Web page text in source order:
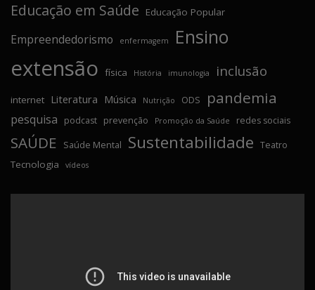
Educação em Saúde Educação Popular
Empreendedorismo enfermagem Ensino
extensão física História imunologia inclusão
internet Literatura Música Nutrição ODS pandemia
pesquisa podcast prevenção Promoção da Saúde redes sociais
SAÚDE Saúde Mental Sustentabilidade Teatro
Tecnologia vídeos